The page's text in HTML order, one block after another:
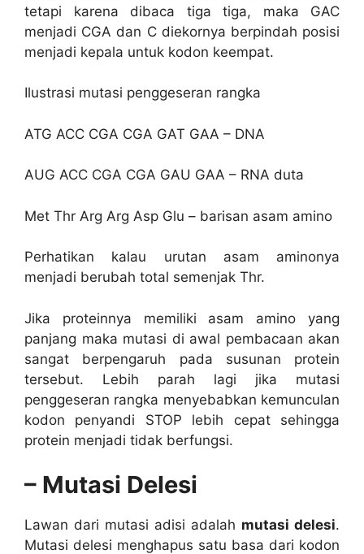
tetapi karena dibaca tiga tiga, maka GAC
menjadi CGA dan C diekornya berpindah posisi
menjadi kepala untuk kodon keempat.
Ilustrasi mutasi penggeseran rangka
ATG ACC CGA CGA GAT GAA – DNA
AUG ACC CGA CGA GAU GAA – RNA duta
Met Thr Arg Arg Asp Glu – barisan asam amino
Perhatikan kalau urutan asam aminonya
menjadi berubah total semenjak Thr.
Jika proteinnya memiliki asam amino yang
panjang maka mutasi di awal pembacaan akan
sangat berpengaruh pada susunan protein
tersebut. Lebih parah lagi jika mutasi
penggeseran rangka menyebabkan kemunculan
kodon penyandi STOP lebih cepat sehingga
protein menjadi tidak berfungsi.
– Mutasi Delesi
Lawan dari mutasi adisi adalah mutasi delesi.
Mutasi delesi menghapus satu basa dari kodon